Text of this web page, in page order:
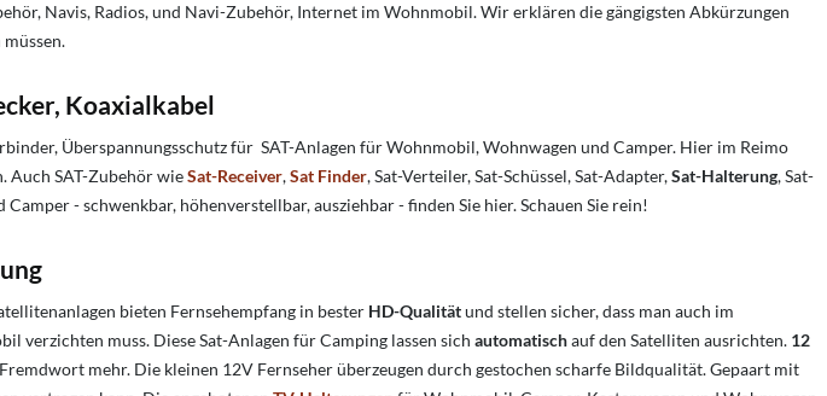
Navis, Radios, und Navi-Zubehör, Internet im Wohnmobil. Wir erklären die gängigsten Abkürzungen
Koaxialkabel
Überspannungsschutz für SAT-Anlagen für Wohnmobil, Wohnwagen und Camper. Hier im Reimo
Auch SAT-Zubehör wieSat-Receiver,Sat Finder, Sat-Verteiler, Sat-Schüssel, Sat-Adapter,Sat-Halterung, Sat-
- schwenkbar, höhenverstellbar, ausziehbar - finden Sie hier. Schauen Sie rein!
bieten Fernsehempfang in bester HD-Qualitätund stellen sicher, dass man auch im
verzichten muss. Diese Sat-Anlagen für Camping lassen sich automatischauf den Satelliten ausrichten. 12
mehr. Die kleinen 12V Fernseher überzeugen durch gestochen scharfe Bildqualität. Gepaart mit